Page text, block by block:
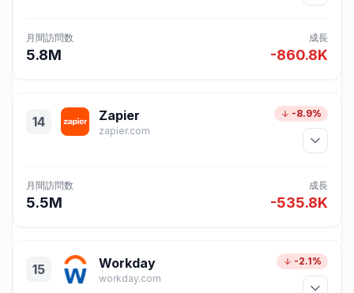
月間訪問数
5.8M
成長
-860.8K
14 Zapier
zapier.com
-8.9%
月間訪問数
5.5M
成長
-535.8K
15 Workday
workday.com
-2.1%